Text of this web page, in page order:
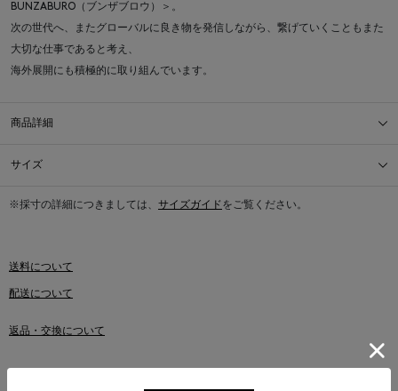
BUNZABURO（ブンザブロウ）＞。
次の世代へ、またグローバルに良き物を発信しながら、繋げていくこともまた
大切な仕事であると考え、
海外展開にも積極的に取り組んでいます。
商品詳細
サイズ
※採寸の詳細につきましては、 サイズガイドをご覧ください。
送料について
配送について
返品・交換について